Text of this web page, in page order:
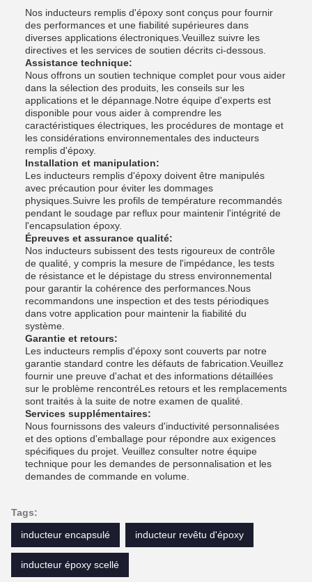
Nos inducteurs remplis d'époxy sont conçus pour fournir
des performances et une fiabilité supérieures dans
diverses applications électroniques.Veuillez suivre les
directives et les services de soutien décrits ci-dessous.
Assistance technique:
Nous offrons un soutien technique complet pour vous aider
dans la sélection des produits, les conseils sur les
applications et le dépannage.Notre équipe d'experts est
disponible pour vous aider à comprendre les
caractéristiques électriques, les procédures de montage et
les considérations environnementales des inducteurs
remplis d'époxy.
Installation et manipulation:
Les inducteurs remplis d'époxy doivent être manipulés
avec précaution pour éviter les dommages
physiques.Suivre les profils de température recommandés
pendant le soudage par reflux pour maintenir l'intégrité de
l'encapsulation époxy.
Épreuves et assurance qualité:
Nos inducteurs subissent des tests rigoureux de contrôle
de qualité, y compris la mesure de l'impédance, les tests
de résistance et le dépistage du stress environnemental
pour garantir la cohérence des performances.Nous
recommandons une inspection et des tests périodiques
dans votre application pour maintenir la fiabilité du
système.
Garantie et retours:
Les inducteurs remplis d'époxy sont couverts par notre
garantie standard contre les défauts de fabrication.Veuillez
fournir une preuve d'achat et des informations détaillées
sur le problème rencontréLes retours et les remplacements
sont traités à la suite de notre examen de qualité.
Services supplémentaires:
Nous fournissons des valeurs d'inductivité personnalisées
et des options d'emballage pour répondre aux exigences
spécifiques du projet. Veuillez consulter notre équipe
technique pour les demandes de personnalisation et les
demandes de commande en volume.
Tags:
inducteur encapsulé
inducteur revêtu d'époxy
inducteur époxy scellé